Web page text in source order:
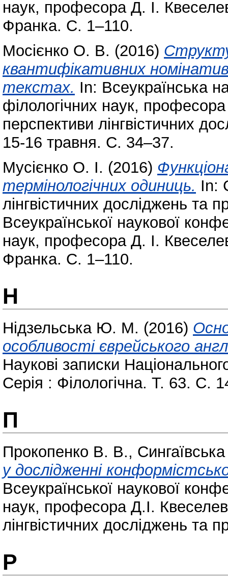
наук, професора Д. І.
Франка. С. 1–110.
Мосієнко О. В. (2016)
квантифікативних
текстах. In: Всеукраїнська
філологічних наук,
перспективи лінгвістичних
15-16 травня. С. 34–37.
Мусієнко О. І. (2016)
термінологічних одиниць. In:
лінгвістичних досліджень та
Всеукраїнської наукової
наук, професора Д. І.
Франка. С. 1–110.
Н
Нідзельська Ю. М. (2016)
особливості єврейського
Наукові записки
Серія : Філологічна. Т. 63. С.
П
Прокопенко В. В.,
у дослідженні
Всеукраїнської наукової
наук, професора Д.І.
лінгвістичних досліджень
Р